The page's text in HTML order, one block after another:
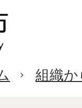
組織